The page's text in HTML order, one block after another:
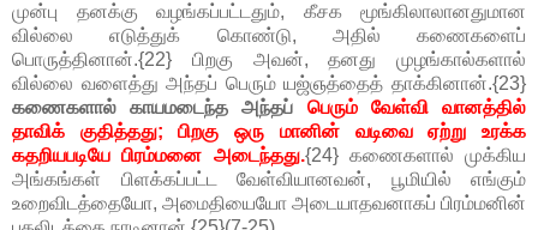
முன்பு தனக்கு வழங்கப்பட்டதும், கீசக மூங்கிலாலானதுமான
வில்லை எடுத்துக் கொண்டு, அதில் கணைகளைப்
பொருத்தினான்.{22} பிறகு அவன், தனது முழங்கால்களால்
வில்லை வளைத்து அந்தப் பெரும் யஜ்ஞத்தைத் தாக்கினான்.{23}
கணைகளால் காயமடைந்த அந்தப் பெரும் வேள்வி வானத்தில்
தாவிக் குதித்தது; பிறகு ஒரு மானின் வடிவை ஏற்று உரக்க
கதறியபடியே பிரம்மனை அடைந்தது.{24} கணைகளால் முக்கிய
அங்கங்கள் பிளக்கப்பட்ட வேள்வியானவன், பூமியில் எங்கும்
உறைவிடத்தையோ, அமைதியையோ அடையாதவனாகப் பிரம்மனின்